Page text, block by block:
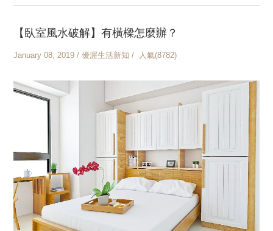
【臥室風水破解】有橫樑怎麼辦？
January 08, 2019 / 優渥生活新知 / 人氣(8782)